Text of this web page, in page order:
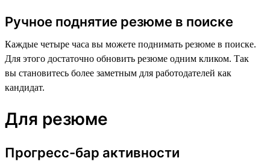
Ручное поднятие резюме в поиске
Каждые четыре часа вы можете поднимать резюме в поиске.
Для этого достаточно обновить резюме одним кликом. Так
вы становитесь более заметным для работодателей как
кандидат.
Для резюме
Прогресс-бар активности